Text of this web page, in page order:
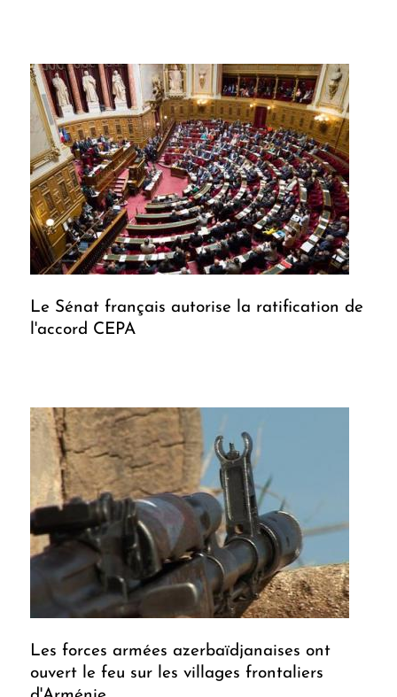
Le Sénat français autorise la ratification de
l'accord CEPA
Les forces armées azerbaïdjanaises ont
ouvert le feu sur les villages frontaliers